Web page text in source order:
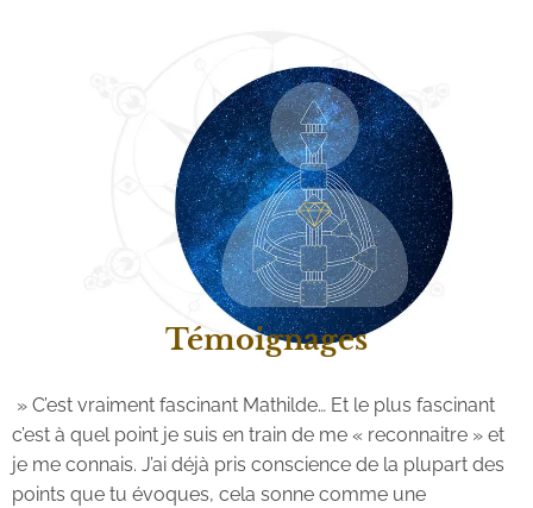
Témoignages
» C’est vraiment fascinant Mathilde… Et le plus fascinant
c’est à quel point je suis en train de me « reconnaitre » et
je me connais. J’ai déjà pris conscience de la plupart des
points que tu évoques, cela sonne comme une